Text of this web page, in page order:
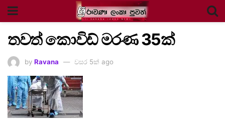
තවත් කොවිඩ් මරණ 35ක්
by Ravana වසර 5ක් ago